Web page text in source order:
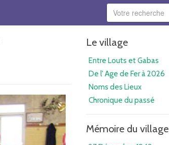
Le village
Entre Louts et Gabas
De l' Age de Fer à 2026
Noms des Lieux
Chronique du passé
Mémoire du village